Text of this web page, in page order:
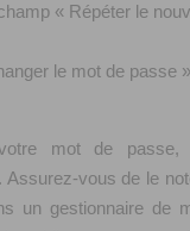
« Répéter le
le mot de passe
mot de passe,
Assurez-vous de le
un gestionnaire de